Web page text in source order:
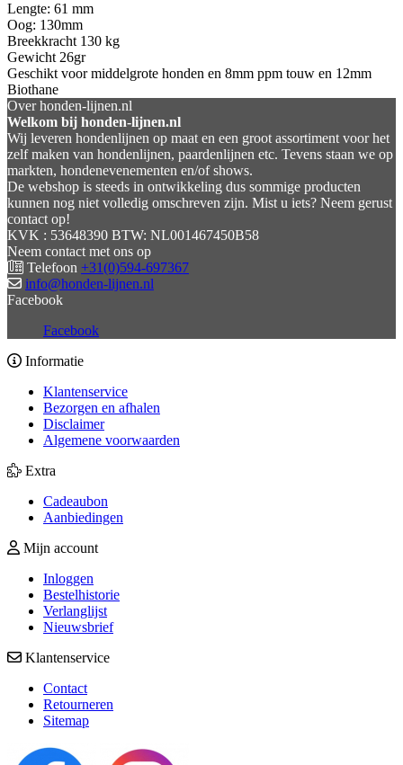
Lengte: 61 mm
Oog: 130mm
Breekkracht 130 kg
Gewicht 26gr
Geschikt voor middelgrote honden en 8mm ppm touw en 12mm
Biothane
Over honden-lijnen.nl
Welkom bij honden-lijnen.nl
Wij leveren hondenlijnen op maat en een groot assortiment voor het
zelf maken van hondenlijnen, paardenlijnen etc. Tevens staan we op
markten, hondenevenementen en/of shows.
De webshop is steeds in ontwikkeling dus sommige producten
kunnen nog niet volledig omschreven zijn. Mist u iets? Neem gerust
contact op!
KVK : 53648390 BTW: NL001467450B58
Neem contact met ons op
Telefoon +31(0)594-697367
info@honden-lijnen.nl
Facebook
Facebook
Informatie
Klantenservice
Bezorgen en afhalen
Disclaimer
Algemene voorwaarden
Extra
Cadeaubon
Aanbiedingen
Mijn account
Inloggen
Bestelhistorie
Verlanglijst
Nieuwsbrief
Klantenservice
Contact
Retourneren
Sitemap